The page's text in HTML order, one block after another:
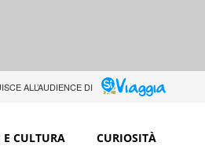
ALL’AUDIENCE DI
E CULTURA CURIOSITÀ